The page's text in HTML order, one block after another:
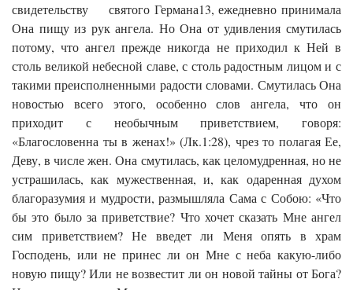
свидетельству святого Германа13, ежедневно принимала
Она пищу из рук ангела. Но Она от удивления смутилась
потому, что ангел прежде никогда не приходил к Ней в
столь великой небесной славе, с столь радостным лицом и с
такими преисполненными радости словами. Смутилась Она
новостью всего этого, особенно слов ангела, что он
приходит с необычным приветствием, говоря:
«Благословенна ты в женах!» (Лк.1:28), чрез то полагая Ее,
Деву, в числе жен. Она смутилась, как целомудренная, но не
устрашилась, как мужественная, и, как одаренная духом
благоразумия и мудрости, размышляла Сама с Собою: «Что
бы это было за приветствие? Что хочет сказать Мне ангел
сим приветствием? Не введет ли Меня опять в храм
Господень, или не принес ли он Мне с неба какую-либо
новую пищу? Или не возвестит ли он новой тайны от Бога?